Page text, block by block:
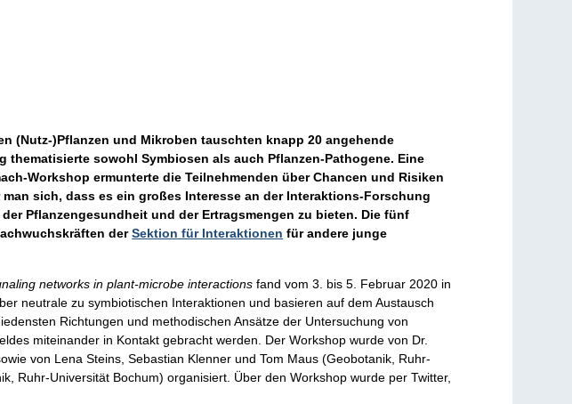
(Nutz-)Pflanzen und Mikroben tauschten knapp 20 angehende
sowohl Symbiosen als auch Pflanzen-Pathogene. Eine
Workshop ermunterte die Teilnehmenden über Chancen und Risiken
sich, dass es ein großes Interesse an der Interaktions-Forschung
Pflanzengesundheit und der Ertragsmengen zu bieten. Die fünf
derSektion für Interaktionen für andere junge
networks in plant-microbe interactions fand vom 3. bis 5. Februar 2020 in
neutrale zu symbiotischen Interaktionen und basieren auf dem Austausch
Richtungen und methodischen Ansätze der Untersuchung von
miteinander in Kontakt gebracht werden. Der Workshop wurde von Dr.
von Lena Steins, Sebastian Klenner und Tom Maus (Geobotanik, Ruhr-
Ruhr-Universität Bochum) organisiert. Über den Workshop wurde per Twitter,